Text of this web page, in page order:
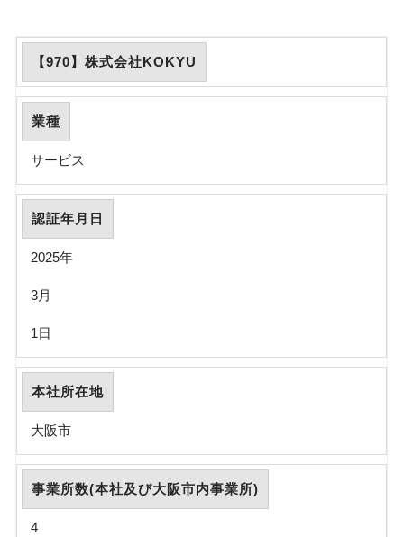
【970】株式会社KOKYU
業種
サービス
認証年月日
2025年
3月
1日
本社所在地
大阪市
事業所数(本社及び大阪市内事業所)
4